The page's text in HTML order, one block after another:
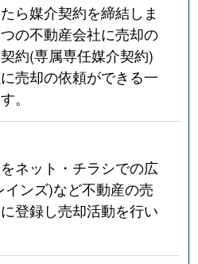
ら媒介契約を締結しま
の不動産会社に売却の
約(専属専任媒介契約)
売却の依頼ができる一
。
ネット・チラシでの広
ンズ)など不動産の売
登録し売却活動を行い